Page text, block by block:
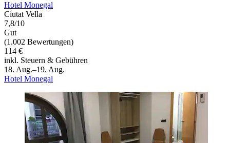
Hotel Monegal
Ciutat Vella
7,8/10
Gut
(1.002 Bewertungen)
114 €
inkl. Steuern & Gebühren
18. Aug.–19. Aug.
Hotel Monegal